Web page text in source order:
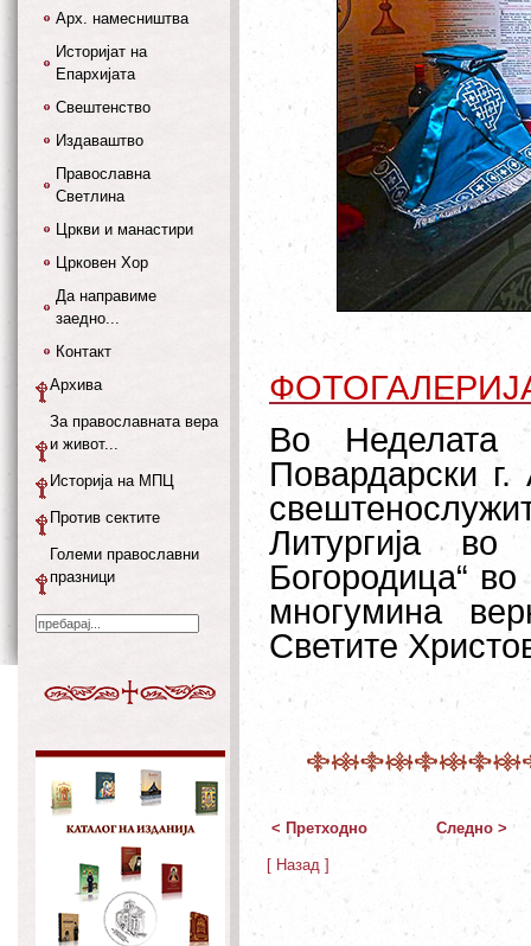
Во Неделата
Повардарски
Литургија
Богородица“
многумина
Светите
< Претходно Следно >
[ Назад ]
Арх. намесништва
Историјат на
Епархијата
Свештенство
Издаваштво
Православна
Светлина
Цркви и манастири
Црковен Хор
Да направиме
заедно...
Контакт
Архива
За православната вера
и живот...
Историја на МПЦ
Против сектите
Големи православни
празници